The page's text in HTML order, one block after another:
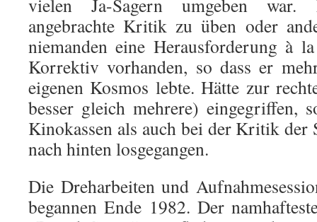
vielen Ja-Sagern umgeben war.
angebrachte Kritik zu üben oder
niemanden eine Herausforderung à
Korrektiv vorhanden, so dass er
eigenen Kosmos lebte. Hätte zur
besser gleich mehrere) eingegriffen,
Kinokassen als auch bei der Kritik der
nach hinten losgegangen.
Die Dreharbeiten und
begannen Ende 1982. Der